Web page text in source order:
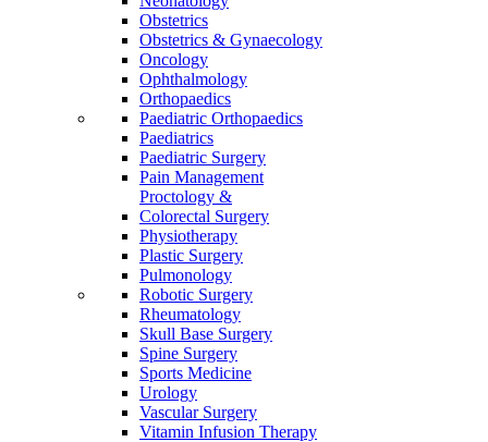
Obstetrics
Obstetrics & Gynaecology
Oncology
Ophthalmology
Orthopaedics
Paediatric Orthopaedics
Paediatrics
Paediatric Surgery
Pain Management
Proctology &
Colorectal Surgery
Physiotherapy
Plastic Surgery
Pulmonology
Robotic Surgery
Rheumatology
Skull Base Surgery
Spine Surgery
Sports Medicine
Urology
Vascular Surgery
Vitamin Infusion Therapy